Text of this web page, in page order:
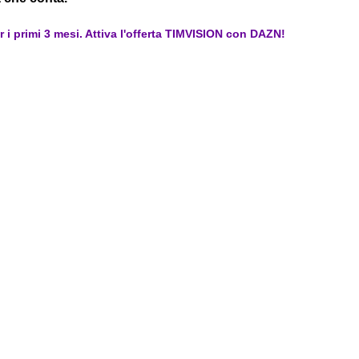
i primi 3 mesi. Attiva l'offerta TIMVISION con DAZN!